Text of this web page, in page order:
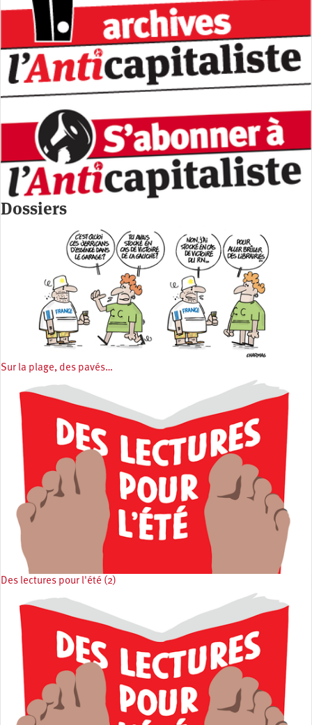
Dossiers
Sur la plage, des pavés…
Des lectures pour l'été (2)